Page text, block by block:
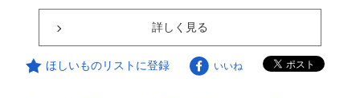
詳しく見る
ほしいものリストに登録 いいね